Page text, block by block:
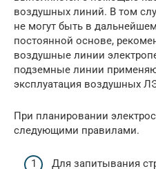
воздушных линий. В том
не могут быть в
постоянной основе,
воздушные линии
подземные линии
эксплуатация воздушных
При планировании
следующими правилами.
Для запитывания